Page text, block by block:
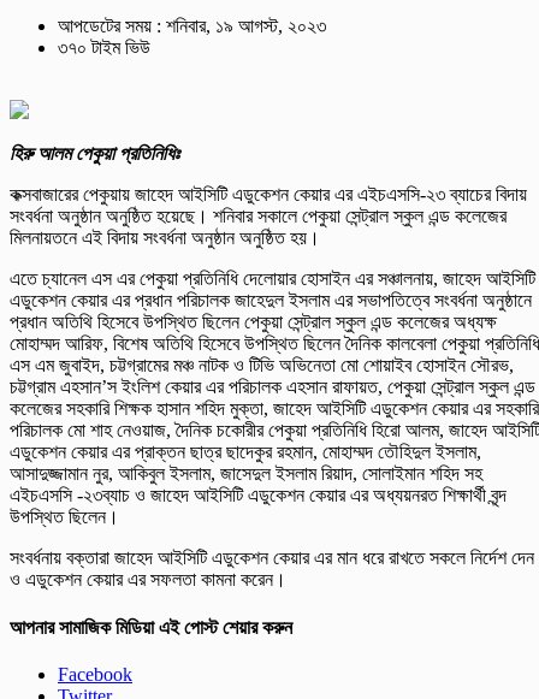
আপডেটের সময় : শনিবার, ১৯ আগস্ট, ২০২৩
৩৭০ টাইম ভিউ
হিরু আলম পেকুয়া প্রতিনিধিঃ
কক্সবাজারের পেকুয়ায় জাহেদ আইসিটি এডুকেশন কেয়ার এর এইচএসসি-২৩ ব্যাচের বিদায়
সংবর্ধনা অনুষ্ঠান অনুষ্ঠিত হয়েছে। শনিবার সকালে পেকুয়া সেন্ট্রাল স্কুল এন্ড কলেজের
মিলনায়তনে এই বিদায় সংবর্ধনা অনুষ্ঠান অনুষ্ঠিত হয়।
এতে চ্যানেল এস এর পেকুয়া প্রতিনিধি দেলোয়ার হোসাইন এর সঞ্চালনায়, জাহেদ আইসিটি
এডুকেশন কেয়ার এর প্রধান পরিচালক জাহেদুল ইসলাম এর সভাপতিত্বে সংবর্ধনা অনুষ্ঠানে
প্রধান অতিথি হিসেবে উপস্থিত ছিলেন পেকুয়া সেন্ট্রাল স্কুল এন্ড কলেজের অধ্যক্ষ
মোহাম্মদ আরিফ, বিশেষ অতিথি হিসেবে উপস্থিত ছিলেন দৈনিক কালবেলা পেকুয়া প্রতিনিধি
এস এম জুবাইদ, চট্টগ্রামের মঞ্চ নাটক ও টিভি অভিনেতা মো শোয়াইব হোসাইন সৌরভ,
চট্টগ্রাম এহসান’স ইংলিশ কেয়ার এর পরিচালক এহসান রাফায়ত, পেকুয়া সেন্ট্রাল স্কুল এন্ড
কলেজের সহকারি শিক্ষক হাসান শহিদ মুক্তা, জাহেদ আইসিটি এডুকেশন কেয়ার এর সহকারি
পরিচালক মো শাহ নেওয়াজ, দৈনিক চকোরীর পেকুয়া প্রতিনিধি হিরো আলম, জাহেদ
এডুকেশন কেয়ার এর প্রাক্তন ছাত্র ছাদেকুর রহমান, মোহাম্মদ তৌহিদুল ইসলাম,
আসাদুজ্জামান নুর, আকিবুল ইসলাম, জাসেদুল ইসলাম রিয়াদ, সোলাইমান শহিদ সহ
এইচএসসি -২৩ব্যাচ ও জাহেদ আইসিটি এডুকেশন কেয়ার এর অধ্যয়নরত শিক্ষার্থী বৃন্দ
উপস্থিত ছিলেন।
সংবর্ধনায় বক্তারা জাহেদ আইসিটি এডুকেশন কেয়ার এর মান ধরে রাখতে সকলে নির্দেশ দেন
ও এডুকেশন কেয়ার এর সফলতা কামনা করেন।
আপনার সামাজিক মিডিয়া এই পোস্ট শেয়ার করুন
Facebook